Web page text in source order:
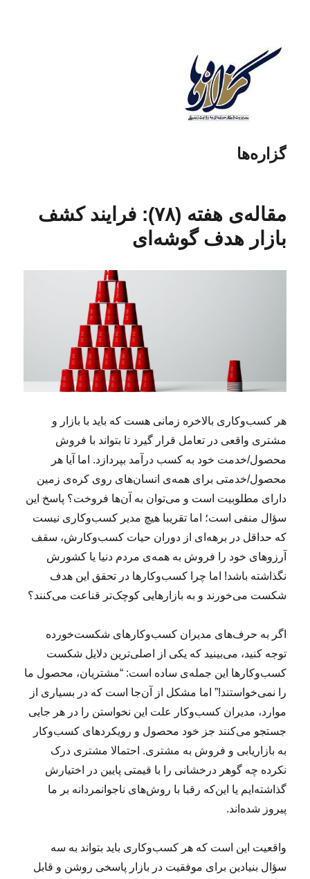
گزاره‌ها
مقاله‌ی هفته (۷۸): فرایند کشف
بازار هدف گوشه‌ای
هر کسب‌وکاری بالاخره زمانی هست که باید با بازار و
مشتری واقعی در تعامل قرار گیرد تا بتواند با فروش
محصول/خدمت خود به کسب درآمد بپردازد. اما آیا هر
محصول/خدمتی برای همه‌ی انسان‌های روی کره‌ی زمین
دارای مطلوبیت است و می‌توان به آن‌ها فروخت؟ پاسخ این
سؤال منفی است؛ اما تقریبا هیچ مدیر کسب‌وکاری نیست
که حداقل در برهه‌ای از دوران حیات کسب‌وکارش، سقف
آرزوهای خود را فروش به همه‌ی مردم دنیا یا کشورش
نگذاشته باشد! اما چرا کسب‌وکارها در تحقق این هدف
شکست می‌خورند و به بازارهایی کوچک‌تر قناعت می‌کنند؟
اگر به حرف‌های مدیران کسب‌وکارهای شکست‌خورده
توجه کنید، می‌بینید که یکی از اصلی‌ترین دلایل شکست
کسب‌وکارها این جمله‌ی ساده است: “مشتریان، محصول ما
را نمی‌خواستند!” اما مشکل از آن‌جا است که در بسیاری از
موارد، مدیران کسب‌وکار علت این نخواستن را در هر جایی
جستجو می‌کنند جز خود محصول‌ و رویکردهای‌ کسب‌وکار
به بازاریابی و فروش به مشتری. احتمالا مشتری درک
نکرده چه گوهر درخشانی را با قیمتی پایین در اختیارش
گذاشته‌ایم یا این‌که رقبا با روش‌های ناجوانمردانه بر ما
پیروز شده‌اند.
واقعیت این است که هر کسب‌وکاری باید بتواند به سه
سؤال بنیادین برای موفقیت در بازار پاسخی روشن و قابل